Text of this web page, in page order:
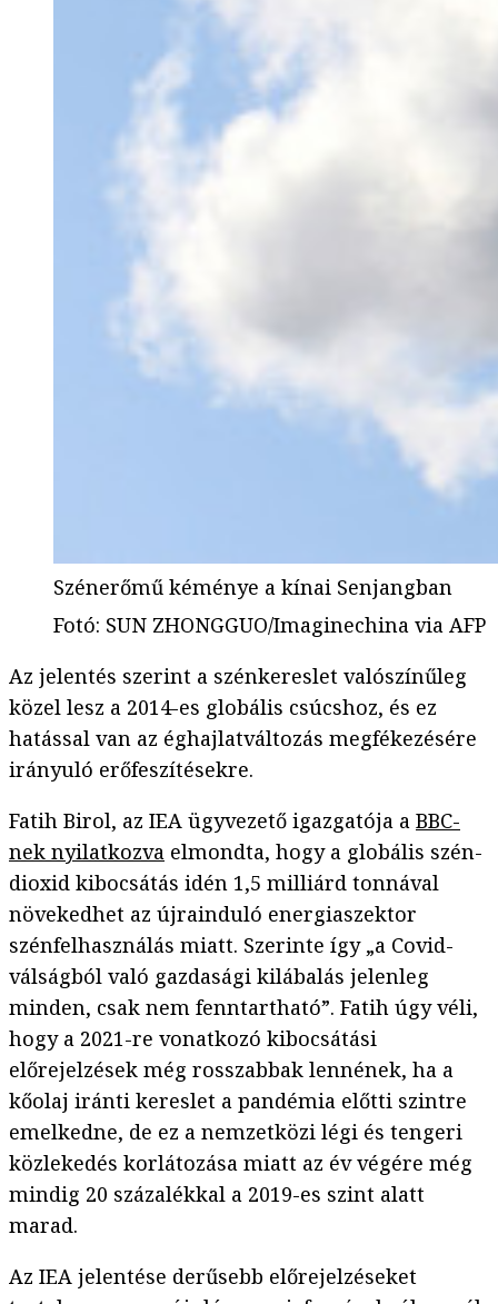
Szénerőmű kéménye a kínai Senjangban
Fotó: SUN ZHONGGUO/Imaginechina via AFP
Az jelentés szerint a szénkereslet valószínűleg
közel lesz a 2014-es globális csúcshoz, és ez
hatással van az éghajlatváltozás megfékezésére
irányuló erőfeszítésekre.
Fatih Birol, az IEA ügyvezető igazgatója a BBC-
nek nyilatkozva elmondta, hogy a globális szén-
dioxid kibocsátás idén 1,5 milliárd tonnával
növekedhet az újrainduló energiaszektor
szénfelhasználás miatt. Szerinte így „a Covid-
válságból való gazdasági kilábalás jelenleg
minden, csak nem fenntartható”. Fatih úgy véli,
hogy a 2021-re vonatkozó kibocsátási
előrejelzések még rosszabbak lennének, ha a
kőolaj iránti kereslet a pandémia előtti szintre
emelkedne, de ez a nemzetközi légi és tengeri
közlekedés korlátozása miatt az év végére még
mindig 20 százalékkal a 2019-es szint alatt
marad.
Az IEA jelentése derűsebb előrejelzéseket